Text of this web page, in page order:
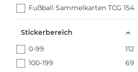
Fußball Sammelkarten TCG 154
Stickerbereich
0-99
112
100-199
69